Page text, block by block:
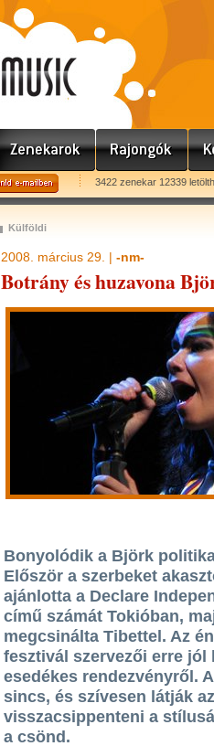
3422 zenekar 12339
Külföldi
2008. március 29. | -nm-
Botrány és huzavona
Bonyolódik a Björk
Először a szerbeket
ajánlotta a Declare
című számát Tokióban,
megcsinálta Tibettel. Az
fesztivál szervezői erre
esedékes rendezvényről.
sincs, és szívesen látják
visszacsippenteni a
a csönd.